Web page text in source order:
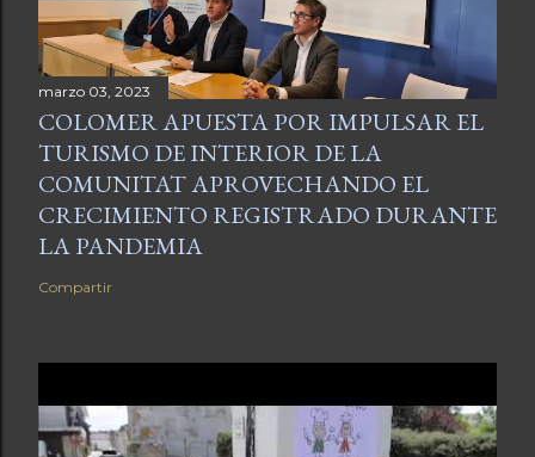
marzo 03, 2023
COLOMER APUESTA POR IMPULSAR EL
TURISMO DE INTERIOR DE LA
COMUNITAT APROVECHANDO EL
CRECIMIENTO REGISTRADO DURANTE
LA PANDEMIA
Compartir